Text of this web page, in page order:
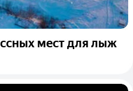
мест для лыж